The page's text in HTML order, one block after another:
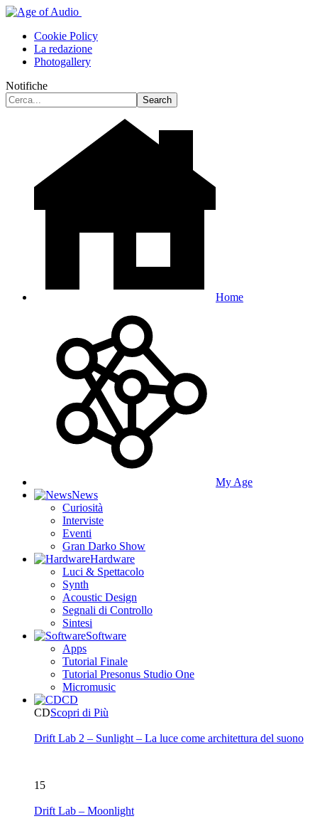
Cookie Policy
La redazione
Photogallery
Notifiche
Home
My Age
News
Curiosità
Interviste
Eventi
Gran Darko Show
Hardware
Luci & Spettacolo
Synth
Acoustic Design
Segnali di Controllo
Sintesi
Software
Apps
Tutorial Finale
Tutorial Presonus Studio One
Micromusic
CD
CDScopri di Più
Drift Lab 2 – Sunlight – La luce come architettura del suono
15
Drift Lab – Moonlight